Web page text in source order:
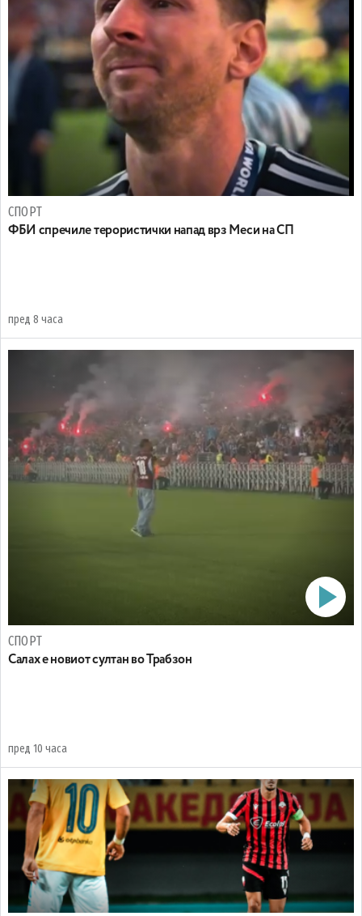
СПОРТ
ФБИ спречиле терористички напад врз Меси на СП
пред 8 часа
СПОРТ
Салах е новиот султан во Трабзон
пред 10 часа